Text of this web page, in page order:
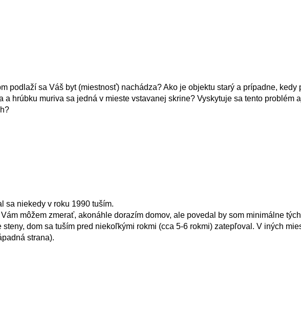
podlaží sa Váš byt (miestnosť) nachádza? Ako je objektu starý a prípadne, kedy
a hrúbku muriva sa jedná v mieste vstavanej skrine? Vyskytuje sa tento problém
sa niekedy v roku 1990 tuším.
môžem zmerať, akonáhle dorazím domov, ale povedal by som minimálne
dom sa tuším pred niekoľkými rokmi (cca 5-6 rokmi) zatepľoval. V iných
strana).